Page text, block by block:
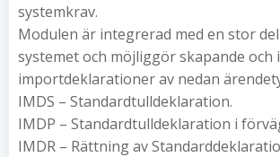
systemkrav.
Modulen är integrerad med en stor
systemet och möjliggör skapande och
importdeklarationer av nedan
IMDS – Standardtulldeklaration.
IMDP – Standardtulldeklaration i
IMDR – Rättning av